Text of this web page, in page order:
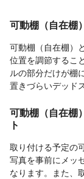
可動棚（自在棚
可動棚（自在棚）
位置を調節するこ
ルの部分だけが棚
置きづらいデッド
可動棚（自在棚
ト
取り付ける予定の
写真を事前にメッ
なります。また、